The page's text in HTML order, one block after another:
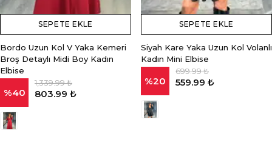
SEPETE EKLE
Bordo Uzun Kol V Yaka Kemeri
Broş Detaylı Midi Boy Kadın
Elbise
%40
1,339.99 ₺
803.99 ₺
SEPETE EKLE
Siyah Kare Yaka Uzun Kol Volanlı
Kadın Mini Elbise
%20
699.99 ₺
559.99 ₺